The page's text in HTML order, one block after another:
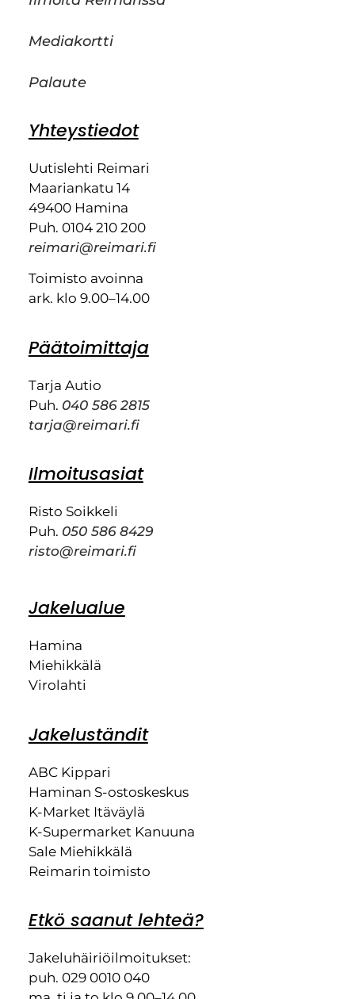
Mediakortti
Palaute
Yhteystiedot
Uutislehti Reimari
Maariankatu 14
49400 Hamina
Puh. 0104 210 200
reimari@reimari.fi
Toimisto avoinna
ark. klo 9.00–14.00
Päätoimittaja
Tarja Autio
Puh. 040 586 2815
tarja@reimari.fi
Ilmoitusasiat
Risto Soikkeli
Puh. 050 586 8429
risto@reimari.fi
Jakelualue
Hamina
Miehikkälä
Virolahti
Jakeluständit
ABC Kippari
Haminan S-ostoskeskus
K-Market Itäväylä
K-Supermarket Kanuuna
Sale Miehikkälä
Reimarin toimisto
Etkö saanut lehteä?
Jakeluhäiriöilmoitukset:
puh. 029 0010 040